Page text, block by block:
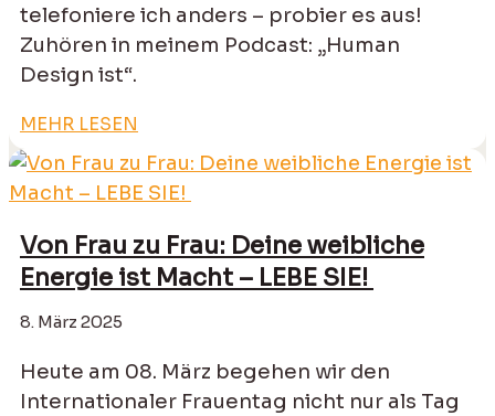
telefoniere ich anders – probier es aus!
Zuhören in meinem Podcast: „Human
Design ist“.
MEHR LESEN
Von Frau zu Frau: Deine weibliche
Energie ist Macht – LEBE SIE!
8. März 2025
Heute am 08. März begehen wir den
Internationaler Frauentag nicht nur als Tag